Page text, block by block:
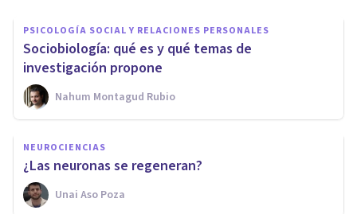
PSICOLOGÍA SOCIAL Y RELACIONES PERSONALES
Sociobiología: qué es y qué temas de
investigación propone
Nahum Montagud Rubio
NEUROCIENCIAS
¿Las neuronas se regeneran?
Unai Aso Poza